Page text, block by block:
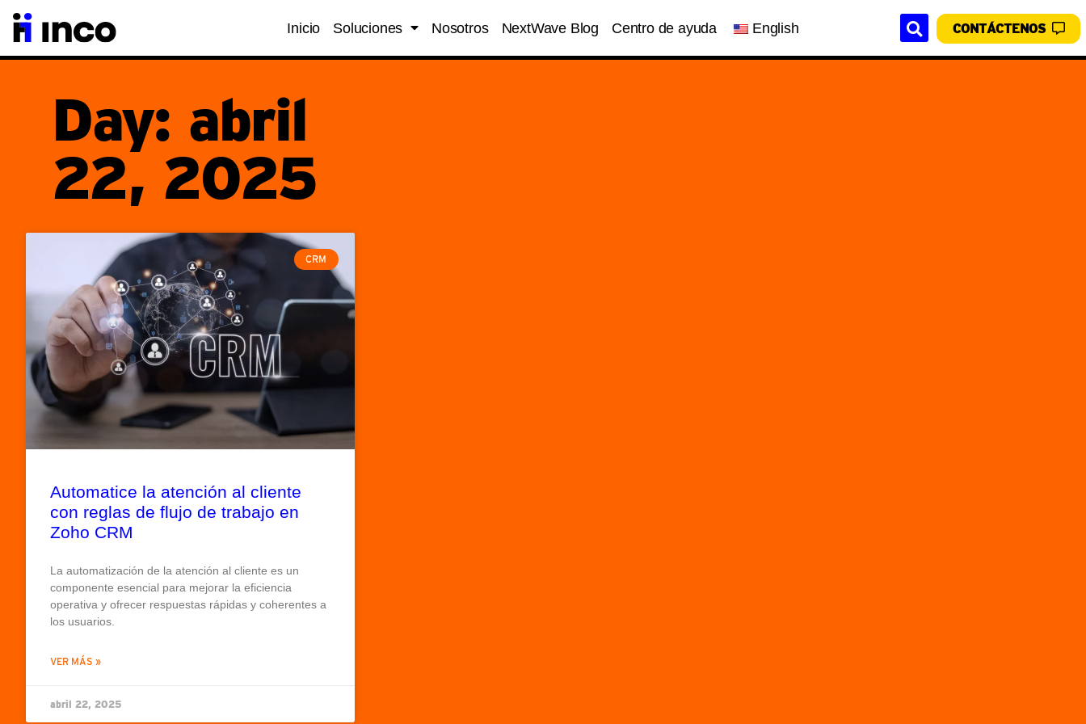
Inicio Soluciones Nosotros NextWave Blog Centro de ayuda English CONTÁCTENOS
Day: abril
22, 2025
CRM
Automatice la atención al cliente
con reglas de flujo de trabajo en
Zoho CRM
La automatización de la atención al cliente es un
componente esencial para mejorar la eficiencia
operativa y ofrecer respuestas rápidas y coherentes a
los usuarios.
VER MÁS »
abril 22, 2025